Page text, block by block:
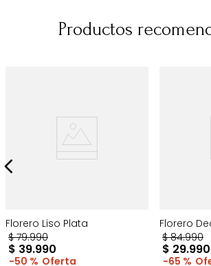
Productos
Florero Liso Plata
$ 79.990
$ 39.990
50 %
Florero
$ 84.990
$ 29.990
65 %